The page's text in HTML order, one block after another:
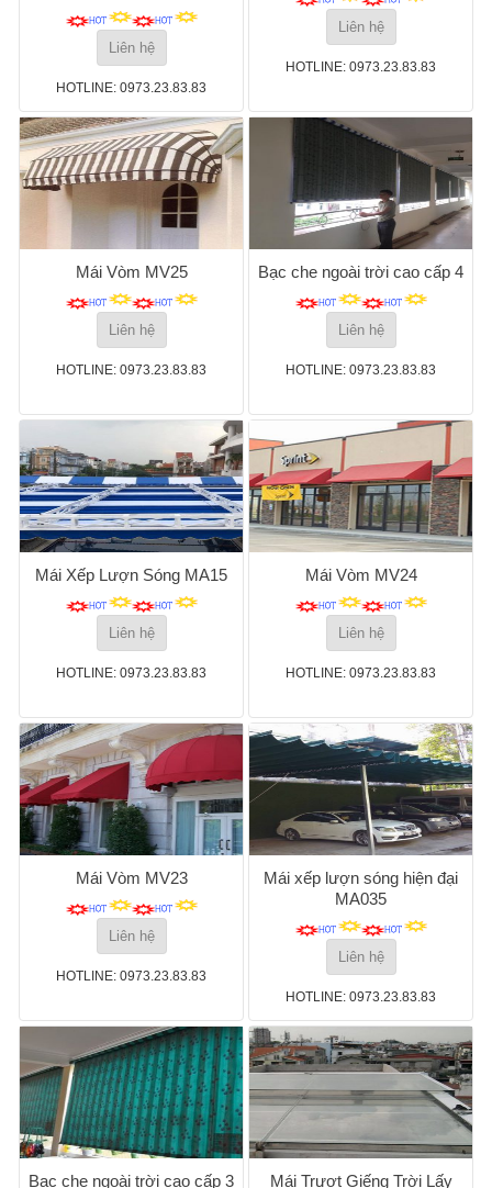
Liên hệ
HOTLINE: 0973.23.83.83
Liên hệ
HOTLINE: 0973.23.83.83
Mái Vòm MV25
Liên hệ
HOTLINE: 0973.23.83.83
Bạc che ngoài trời cao cấp 4
Liên hệ
HOTLINE: 0973.23.83.83
Mái Xếp Lượn Sóng MA15
Liên hệ
HOTLINE: 0973.23.83.83
Mái Vòm MV24
Liên hệ
HOTLINE: 0973.23.83.83
Mái Vòm MV23
Liên hệ
HOTLINE: 0973.23.83.83
Mái xếp lượn sóng hiện đại
MA035
Liên hệ
HOTLINE: 0973.23.83.83
Bạc che ngoài trời cao cấp 3 Mái Trượt Giếng Trời Lấy